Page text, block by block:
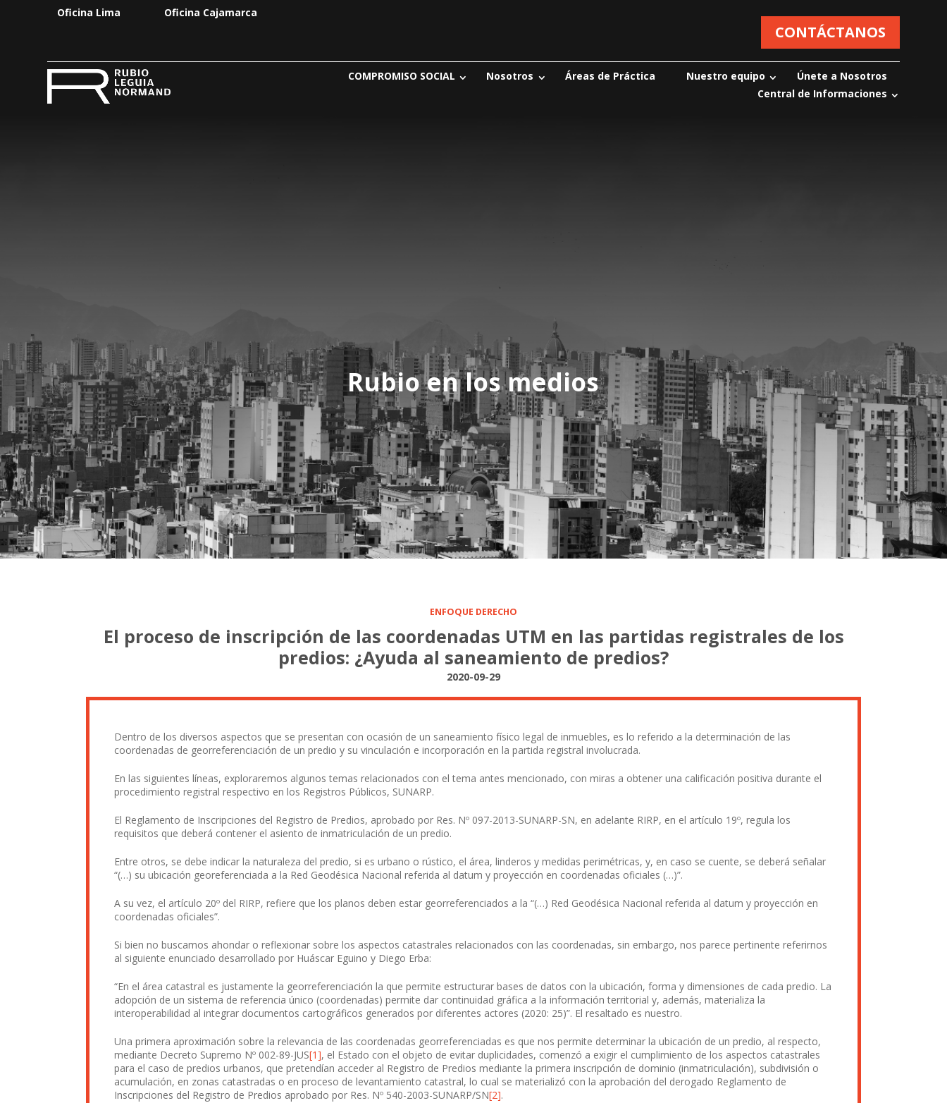
Oficina Lima Oficina Cajamarca
CONTÁCTANOS
COMPROMISO SOCIAL Nosotros Áreas de Práctica Nuestro equipo
Únete a Nosotros
Central de Informaciones
Rubio en los medios
ENFOQUE DERECHO
El proceso de inscripción de las coordenadas UTM en las partidas registrales de los
predios: ¿Ayuda al saneamiento de predios?
2020-09-29
Dentro de los diversos aspectos que se presentan con ocasión de un saneamiento físico legal de inmuebles, es lo referido a la determinación de las
coordenadas de georreferenciación de un predio y su vinculación e incorporación en la partida registral involucrada.
En las siguientes líneas, exploraremos algunos temas relacionados con el tema antes mencionado, con miras a obtener una calificación positiva durante el
procedimiento registral respectivo en los Registros Públicos, SUNARP.
El Reglamento de Inscripciones del Registro de Predios, aprobado por Res. Nº 097-2013-SUNARP-SN, en adelante RIRP, en el artículo 19º, regula los
requisitos que deberá contener el asiento de inmatriculación de un predio.
Entre otros, se debe indicar la naturaleza del predio, si es urbano o rústico, el área, linderos y medidas perimétricas, y, en caso se cuente, se deberá señalar
“(…) su ubicación georeferenciada a la Red Geodésica Nacional referida al datum y proyección en coordenadas oficiales (…)”.
A su vez, el artículo 20º del RIRP, refiere que los planos deben estar georreferenciados a la “(…) Red Geodésica Nacional referida al datum y proyección en
coordenadas oficiales”.
Si bien no buscamos ahondar o reflexionar sobre los aspectos catastrales relacionados con las coordenadas, sin embargo, nos parece pertinente referirnos
al siguiente enunciado desarrollado por Huáscar Eguino y Diego Erba:
“En el área catastral es justamente la georreferenciación la que permite estructurar bases de datos con la ubicación, forma y dimensiones de cada predio. La
adopción de un sistema de referencia único (coordenadas) permite dar continuidad gráfica a la información territorial y, además, materializa la
interoperabilidad al integrar documentos cartográficos generados por diferentes actores (2020: 25)”. El resaltado es nuestro.
Una primera aproximación sobre la relevancia de las coordenadas georreferenciadas es que nos permite determinar la ubicación de un predio, al respecto,
mediante Decreto Supremo Nº 002-89-JUS[1], el Estado con el objeto de evitar duplicidades, comenzó a exigir el cumplimiento de los aspectos catastrales
para el caso de predios urbanos, que pretendían acceder al Registro de Predios mediante la primera inscripción de dominio (inmatriculación), subdivisión o
acumulación, en zonas catastradas o en proceso de levantamiento catastral, lo cual se materializó con la aprobación del derogado Reglamento de
Inscripciones del Registro de Predios aprobado por Res. Nº 540-2003-SUNARP/SN[2].